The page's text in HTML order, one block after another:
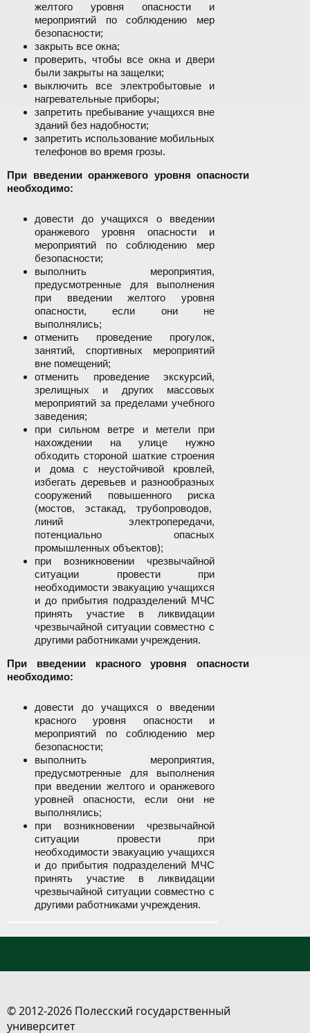
желтого уровня опасности и
мероприятий по соблюдению мер
безопасности;
закрыть все окна;
проверить, чтобы все окна и двери
были закрыты на защелки;
выключить все электробытовые и
нагревательные приборы;
запретить пребывание учащихся вне
зданий без надобности;
запретить использование мобильных
телефонов во время грозы.
При введении оранжевого уровня опасности
необходимо:
довести до учащихся о введении
оранжевого уровня опасности и
мероприятий по соблюдению мер
безопасности;
выполнить мероприятия,
предусмотренные для выполнения
при введении желтого уровня
опасности, если они не
выполнялись;
отменить проведение прогулок,
занятий, спортивных мероприятий
вне помещений;
отменить проведение экскурсий,
зрелищных и других массовых
мероприятий за пределами учебного
заведения;
при сильном ветре и метели при
нахождении на улице нужно
обходить стороной шаткие строения
и дома с неустойчивой кровлей,
избегать деревьев и разнообразных
сооружений повышенного риска
(мостов, эстакад, трубопроводов,
линий электропередачи,
потенциально опасных
промышленных объектов);
при возникновении чрезвычайной
ситуации провести при
необходимости эвакуацию учащихся
и до прибытия подразделений МЧС
принять участие в ликвидации
чрезвычайной ситуации совместно с
другими работниками учреждения.
При введении красного уровня опасности
необходимо:
довести до учащихся о введении
красного уровня опасности и
мероприятий по соблюдению мер
безопасности;
выполнить мероприятия,
предусмотренные для выполнения
при введении желтого и оранжевого
уровней опасности, если они не
выполнялись;
при возникновении чрезвычайной
ситуации провести при
необходимости эвакуацию учащихся
и до прибытия подразделений МЧС
принять участие в ликвидации
чрезвычайной ситуации совместно с
другими работниками учреждения.
© 2012-2026 Полесский государственный
университет